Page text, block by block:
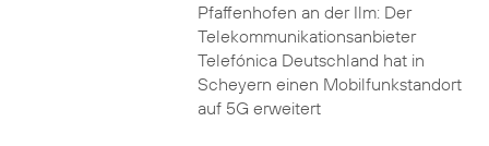
Pfaffenhofen an der Ilm: Der
Telekommunikationsanbieter
Telefónica Deutschland hat in
Scheyern einen Mobilfunkstandort
auf 5G erweitert